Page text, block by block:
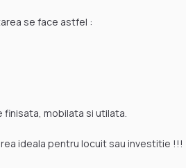
se face astfel :
mobilata si utilata.
ideala pentru locuit sau investitie !!!